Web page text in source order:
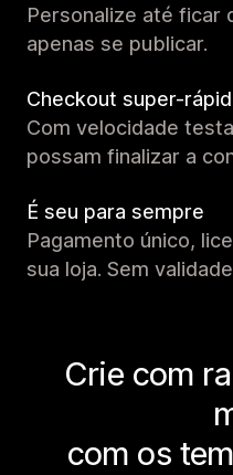
Personalize até ficar
apenas se publicar.
Checkout super-
Com velocidade
possam finalizar a
É seu para sempre
Pagamento único,
sua loja. Sem
Crie com
com os